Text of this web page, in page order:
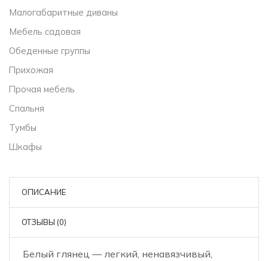
Малогабаритные диваны
Мебель садовая
Обеденные группы
Прихожая
Прочая мебель
Спальня
Тумбы
Шкафы
ОПИСАНИЕ
ОТЗЫВЫ (0)
Белый глянец — легкий, ненавязчивый,